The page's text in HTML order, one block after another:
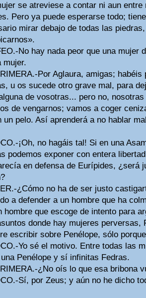
se atreviese a contar ni aun
Pero ya puede esperarse todo;
mirar debajo de todas las
No hay nada peor que una mujer
mujer.
Por Aglaura, amigas;
u os sucede otro grave mal, para
de vosotras... pero no,
de vengarnos; vamos a coger
un pelo. Así aprenderá a no hablar
¡Oh, no hagáis tal! Si en una
podemos exponer con entera
en defensa de Eurípides, ¿será
¿Cómo no ha de ser justo
a defender a un hombre que ha
hombre que escoge de intento para
donde hay mujeres perversas,
escribir sobre Penélope, sólo
Yo sé el motivo. Entre todas las
Penélope y sí infinitas Fedras.
¿No oís lo que esa bribona
Sí, por Zeus; y aún no he dicho